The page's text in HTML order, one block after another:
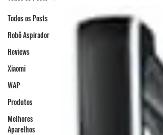
Todos os Posts
Robô Aspirador
Reviews
Xiaomi
WAP
Produtos
Melhores
Aparelhos